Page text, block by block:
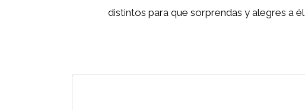
distintos para que sorprendas y alegres a él